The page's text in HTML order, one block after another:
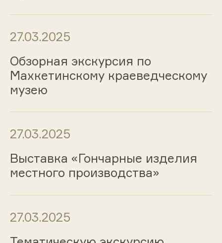
27.03.2025
Обзорная экскурсия по
Махкетинскому краеведческому
музею
27.03.2025
Выставка «Гончарные изделия
местного производства»
27.03.2025